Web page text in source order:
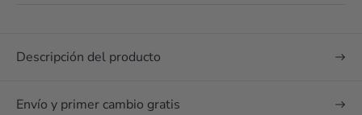
Descripción del producto
Envío y primer cambio gratis